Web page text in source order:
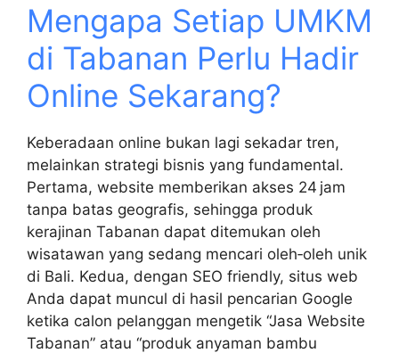
Mengapa Setiap UMKM
di Tabanan Perlu Hadir
Online Sekarang?
Keberadaan online bukan lagi sekadar tren,
melainkan strategi bisnis yang fundamental.
Pertama, website memberikan akses 24 jam
tanpa batas geografis, sehingga produk
kerajinan Tabanan dapat ditemukan oleh
wisatawan yang sedang mencari oleh‑oleh unik
di Bali. Kedua, dengan SEO friendly, situs web
Anda dapat muncul di hasil pencarian Google
ketika calon pelanggan mengetik “Jasa Website
Tabanan” atau “produk anyaman bambu